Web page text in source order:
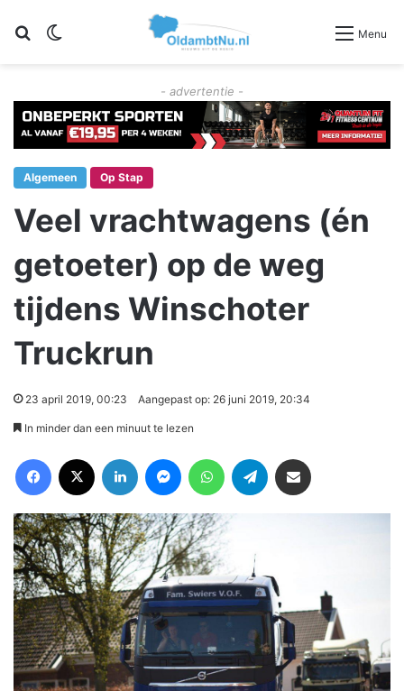
Zoeken Menu
- advertentie -
Algemeen Op Stap
Veel vrachtwagens (én
getoeter) op de weg
tijdens Winschoter
Truckrun
23 april 2019, 00:23 Aangepast op: 26 juni 2019, 20:34
In minder dan een minuut te lezen